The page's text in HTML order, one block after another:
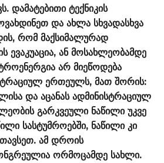
დამატებითი ტექნიკის
და ახლა სხვადასხვა
რომ მაქსიმალურად
ევაკუაცია, ან მოსახლეობამდე
არ მიეწოდება
ერთეულს, მათ შორის:
და აცანას ადმინისტრაციულ
გარკვეული ნაწილი უკვე
სასტუმროებში, ნაწილი კი
ამ დროის
ორმოცამდე სახლი.